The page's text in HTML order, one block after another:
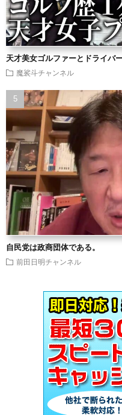
天才美女ゴルファーとドライバ
魔裟斗チャンネル
自民党は政商団体である。
前田日明チャンネル